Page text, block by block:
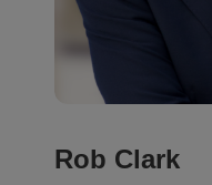
Rob Clark